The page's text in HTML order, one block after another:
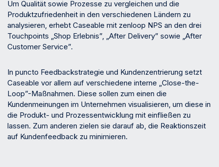
Um Qualität sowie Prozesse zu vergleichen und die
Produktzufriedenheit in den verschiedenen Ländern zu
analysieren, erhebt Caseable mit zenloop NPS an den drei
Touchpoints „Shop Erlebnis”, „After Delivery” sowie „After
Customer Service”.
In puncto Feedbackstrategie und Kundenzentrierung setzt
Caseable vor allem auf verschiedene interne „Close-the-
Loop”-Maßnahmen. Diese sollen zum einen die
Kundenmeinungen im Unternehmen visualisieren, um diese in
die Produkt- und Prozessentwicklung mit einfließen zu
lassen. Zum anderen zielen sie darauf ab, die Reaktionszeit
auf Kundenfeedback zu minimieren.